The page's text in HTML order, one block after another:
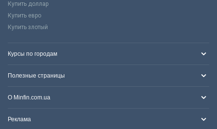
Купить доллар
Купить евро
Купить злотый
Курсы по городам
Полезные страницы
О Minfin.com.ua
Реклама